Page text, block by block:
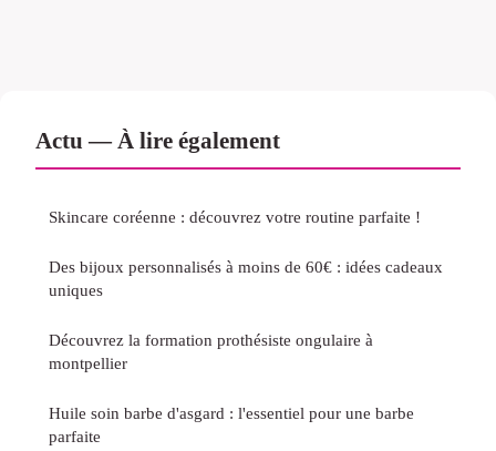
Actu — À lire également
Skincare coréenne : découvrez votre routine parfaite !
Des bijoux personnalisés à moins de 60€ : idées cadeaux
uniques
Découvrez la formation prothésiste ongulaire à
montpellier
Huile soin barbe d'asgard : l'essentiel pour une barbe
parfaite